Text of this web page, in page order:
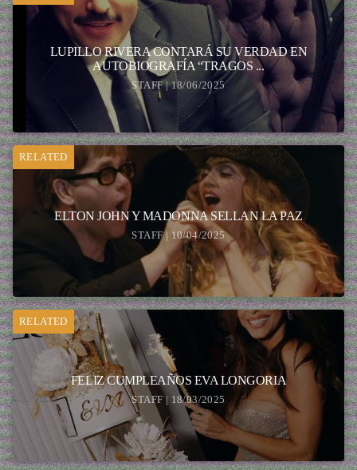
LUPILLO RIVERA CONTARÁ SU VERDAD EN
AUTOBIOGRAFÍA “TRAGOS ...
STAFF | 18/06/2025
RELATED
ELTON JOHN Y MADONNA SELLAN LA PAZ
STAFF | 10/04/2025
RELATED
FELIZ CUMPLEAÑOS EVA LONGORIA
STAFF | 18/03/2025